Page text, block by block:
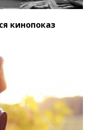
кинопоказ